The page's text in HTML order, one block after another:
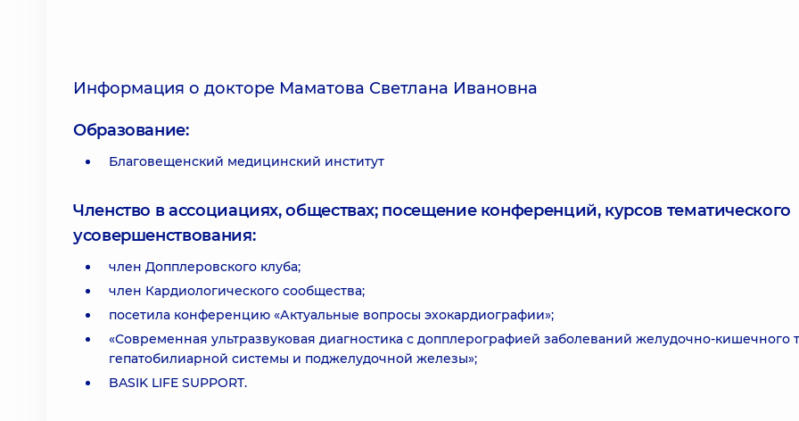
Информация о докторе Маматова Светлана Ивановна
Образование:
Благовещенский медицинский институт
Членство в ассоциациях, обществах; посещение конференций, курсов тематического
усовершенствования:
член Допплеровского клуба;
член Кардиологического сообщества;
посетила конференцию «Актуальные вопросы эхокардиографии»;
«Современная ультразвуковая диагностика с допплерографией заболеваний желудочно-кишечного
гепатобилиарной системы и поджелудочной железы»;
BASIK LIFE SUPPORT.